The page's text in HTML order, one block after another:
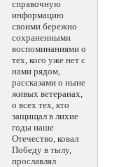
справочную
информацию
своими бережно
сохраненными
воспоминаниями о
тех, кого уже нет с
нами рядом,
рассказами о ныне
живых ветеранах,
о всех тех, кто
защищал в лихие
годы наше
Отечество, ковал
Победу в тылу,
прославлял